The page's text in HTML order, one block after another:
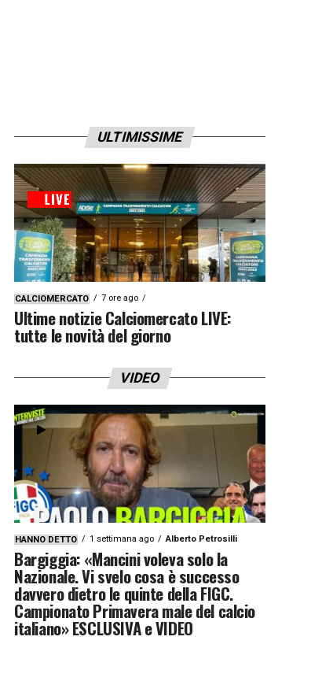
ULTIMISSIME
CALCIOMERCATO 7 ore ago
Ultime notizie Calciomercato LIVE:
tutte le novità del giorno
VIDEO
HANNO DETTO 1 settimana ago Alberto Petrosilli
Bargiggia: «Mancini voleva solo la
Nazionale. Vi svelo cosa è successo
davvero dietro le quinte della FIGC.
Campionato Primavera male del calcio
italiano» ESCLUSIVA e VIDEO